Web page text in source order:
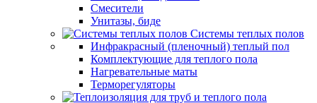
Смесители
Унитазы, биде
Системы теплых полов
Инфракрасный (пленочный) теплый пол
Комплектующие для теплого пола
Нагревательные маты
Терморегуляторы